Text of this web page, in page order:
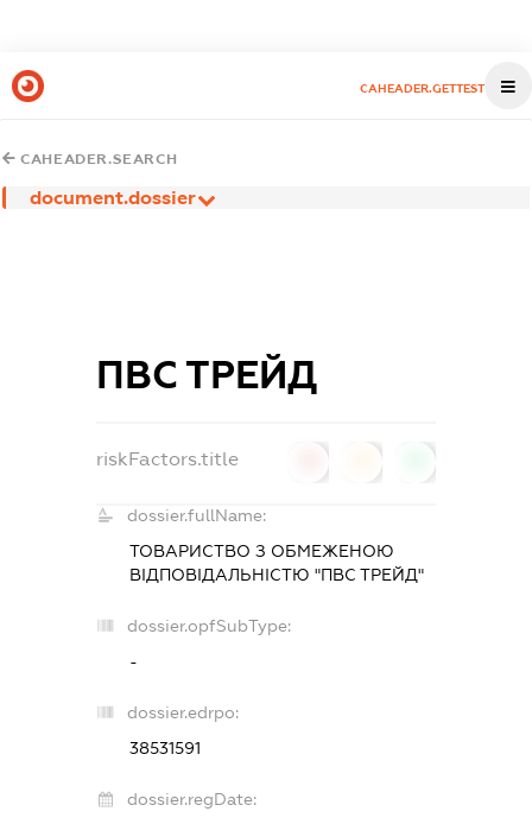
CAHEADER.GETTEST
CAHEADER.SEARCH
document.dossier
ПВС ТРЕЙД
riskFactors.title
dossier.fullName:
ТОВАРИСТВО З ОБМЕЖЕНОЮ
ВІДПОВІДАЛЬНІСТЮ "ПВС ТРЕЙД"
dossier.opfSubType:
-
dossier.edrpo:
38531591
dossier.regDate: